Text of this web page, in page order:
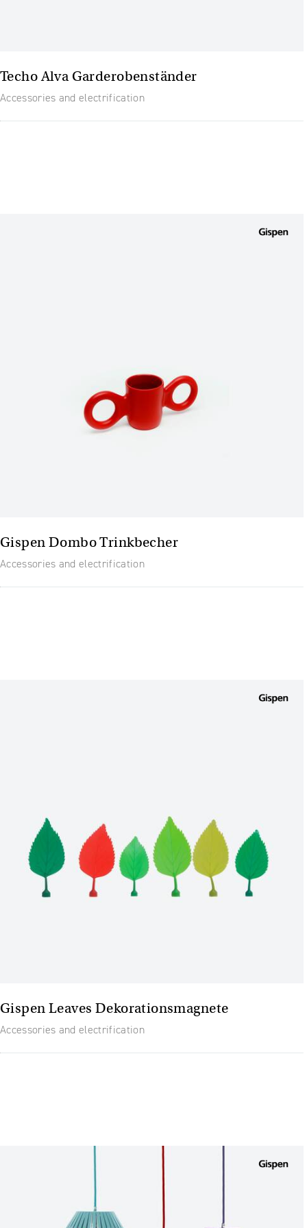
Techo Alva Garderobenständer
Accessories and electrification
Gispen Dombo Trinkbecher
Accessories and electrification
Gispen Leaves Dekorationsmagnete
Accessories and electrification